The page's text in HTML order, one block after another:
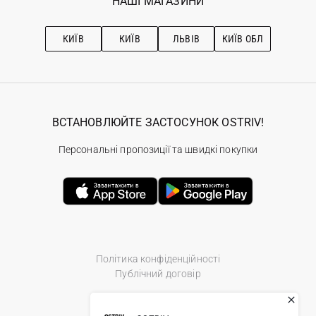
Рекомендації з догляду
КИЇВ КИЇВ ЛЬВІВ КИЇВ ОБЛ
Політика конфіденційності
Публічний договір
ВСТАНОВЛЮЙТЕ ЗАСТОСУНОК OSTRIV!
Персональні пропозиції та швидкі покупки